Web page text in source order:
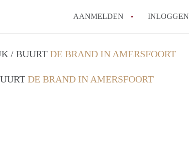
AANMELDEN INLOGGEN
/ BUURT DE BRAND IN AMERSFOORT
DE BRAND IN AMERSFOORT